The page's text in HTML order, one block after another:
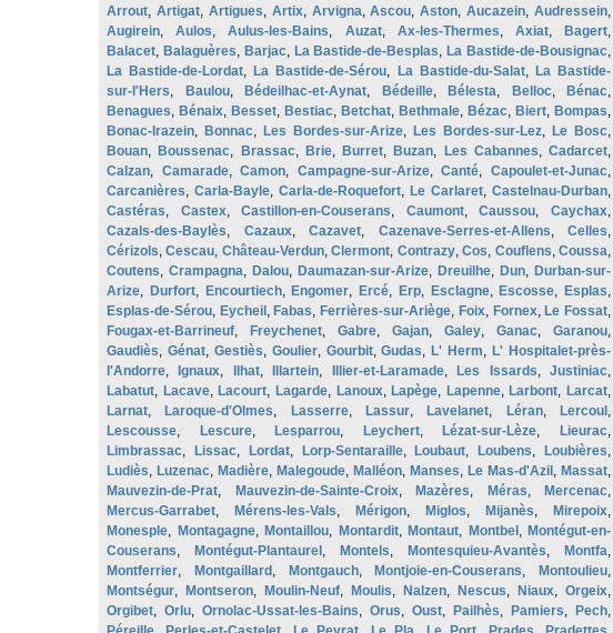
Arrout, Artigat, Artigues, Artix, Arvigna,Ascou,Aston,Aucazein, Audressein,
Augirein,Aulos,Aulus-les-Bains, Auzat, Ax-les-Thermes, Axiat, Bagert,
Balacet, Balaguères, Barjac, La Bastide-de-Besplas, La Bastide-de-Bousignac,
La Bastide-de-Lordat, La Bastide-de-Sérou, La Bastide-du-Salat, La Bastide-
sur-l'Hers, Baulou, Bédeilhac-et-Aynat, Bédeille, Bélesta, Belloc, Bénac,
Benagues, Bénaix, Besset, Bestiac, Betchat, Bethmale, Bézac, Biert, Bompas,
Bonac-Irazein, Bonnac, Les Bordes-sur-Arize, Les Bordes-sur-Lez, Le Bosc,
Bouan, Boussenac, Brassac, Brie, Burret, Buzan, Les Cabannes, Cadarcet,
Calzan, Camarade,Camon, Campagne-sur-Arize,Canté,Capoulet-et-Junac,
Carcanières, Carla-Bayle, Carla-de-Roquefort, Le Carlaret, Castelnau-Durban,
Castéras, Castex,Castillon-en-Couserans, Caumont,Caussou,Caychax,
Cazals-des-Baylès, Cazaux, Cazavet, Cazenave-Serres-et-Allens, Celles,
Cérizols,Cescau, Château-Verdun,Clermont, Contrazy,Cos, Couflens,Coussa,
Coutens, Crampagna, Dalou, Daumazan-sur-Arize, Dreuilhe, Dun, Durban-sur-
Arize, Durfort, Encourtiech, Engomer, Ercé, Erp, Esclagne, Escosse, Esplas,
Esplas-de-Sérou, Eycheil , Fabas, Ferrières-sur-Ariège, Foix, Fornex, Le Fossat,
Fougax-et-Barrineuf, Freychenet, Gabre, Gajan, Galey, Ganac, Garanou,
Gaudiès, Génat, Gestiès, Goulier, Gourbit,Gudas, L' Herm, L' Hospitalet-près-
l'Andorre, Ignaux, Ilhat, Illartein, Illier-et-Laramade, Les Issards,Justiniac,
Labatut, Lacave, Lacourt, Lagarde, Lanoux, Lapège, Lapenne, Larbont, Larcat,
Larnat, Laroque-d'Olmes, Lasserre, Lassur, Lavelanet, Léran, Lercoul ,
Lescousse, Lescure, Lesparrou, Leychert, Lézat-sur-Lèze, Lieurac,
Limbrassac, Lissac, Lordat, Lorp-Sentaraille, Loubaut, Loubens, Loubières,
Ludiès, Luzenac, Madière, Malegoude, Malléon, Manses, Le Mas-d'Azil , Massat,
Mauvezin-de-Prat, Mauvezin-de-Sainte-Croix, Mazères, Méras, Mercenac,
Mercus-Garrabet, Mérens-les-Vals, Mérigon, Miglos, Mijanès, Mirepoix,
Monesple, Montagagne, Montaillou, Montardit, Montaut, Montbel , Montégut-en-
Couserans, Montégut-Plantaurel , Montels, Montesquieu-Avantès, Montfa,
Montferrier, Montgaillard , Montgauch, Montjoie-en-Couserans, Montoulieu,
Montségur, Montseron, Moulin-Neuf, Moulis, Nalzen, Nescus, Niaux, Orgeix,
Orgibet, Orlu, Ornolac-Ussat-les-Bains, Orus, Oust, Pailhès, Pamiers, Pech,